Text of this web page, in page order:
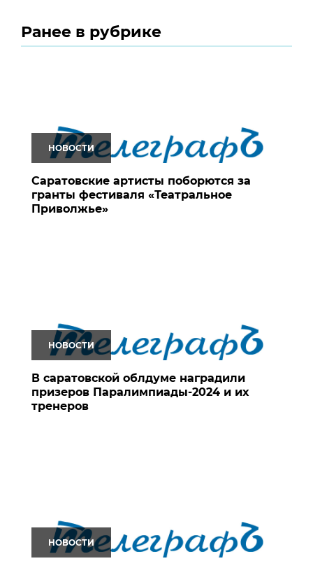
Ранее в рубрике
НОВОСТИ
Саратовские артисты поборются за
гранты фестиваля «Театральное
Приволжье»
НОВОСТИ
В саратовской облдуме наградили
призеров Паралимпиады-2024 и их
тренеров
НОВОСТИ